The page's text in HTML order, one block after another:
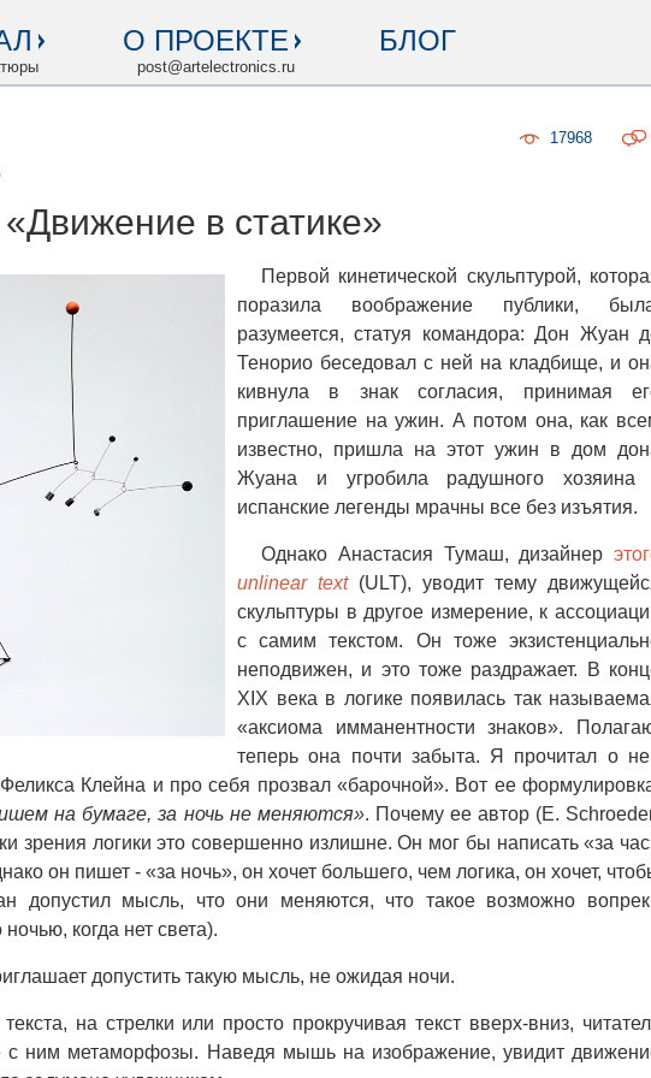
О ПРОЕКТЕ
post@artelectronics.ru
БЛОГ
17968
в статике»
Первой кинетической скульптурой,
поразила воображение публики,
разумеется, статуя командора: Дон Жуан
Тенорио беседовал с ней на кладбище, и
кивнула в знак согласия, принимая
приглашение на ужин. А потом она, как
известно, пришла на этот ужин в дом
Жуана и угробила радушного хозяина
испанские легенды мрачны все без изъятия.
Однако Анастасия Тумаш, дизайнер
unlinear text(ULT), уводит тему
скульптуры в другое измерение, к
с самим текстом. Он тоже
неподвижен, и это тоже раздражает. В
XIX века в логике появилась так
«аксиома имманентности знаков».
теперь она почти забыта. Я прочитал о
Клейна и про себя прозвал «барочной». Вот ее
на бумаге, за ночь не меняются». Почему ее автор (E.
зрения логики это совершенно излишне. Он мог бы написать «за
он пишет - «за ночь», он хочет большего, чем логика, он хочет,
допустил мысль, что они меняются, что такое возможно
когда нет света).
допустить такую мысль, не ожидая ночи.
на стрелки или просто прокручивая текст вверх-вниз,
с ним метаморфозы. Наведя мышь на изображение, увидит